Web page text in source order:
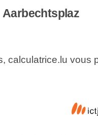
calculatrice.lu vous